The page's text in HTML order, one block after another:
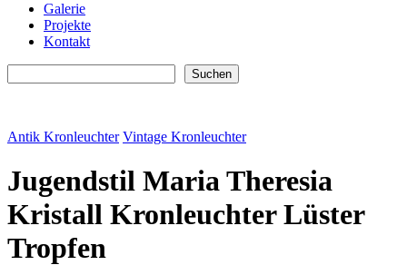
Galerie
Projekte
Kontakt
Suchen
Antik Kronleuchter Vintage Kronleuchter
Jugendstil Maria Theresia
Kristall Kronleuchter Lüster
Tropfen